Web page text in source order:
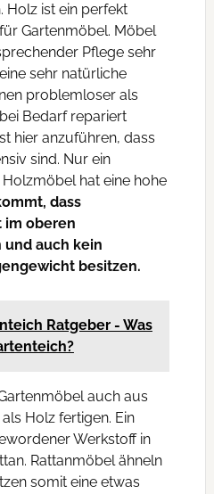
Holz ist ein perfekt
Gartenmöbel. Möbel
Pflege sehr
sehr natürliche
problemloser als
Bedarf repariert
hier anzuführen, dass
sind. Nur ein
hat eine hohe
dass
im oberen
und auch kein
besitzen.
Ratgeber - Was
auch aus
Holz fertigen. Ein
Werkstoff in
Rattanmöbel ähneln
somit eine etwas